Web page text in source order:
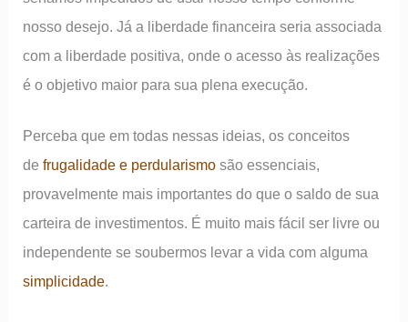
nosso desejo. Já a liberdade financeira seria associada
com a liberdade positiva, onde o acesso às realizações
é o objetivo maior para sua plena execução.
Perceba que em todas nessas ideias, os conceitos
defrugalidade e perdularismo são essenciais,
provavelmente mais importantes do que o saldo de sua
carteira de investimentos. É muito mais fácil ser livre ou
independente se soubermos levar a vida com alguma
simplicidade.